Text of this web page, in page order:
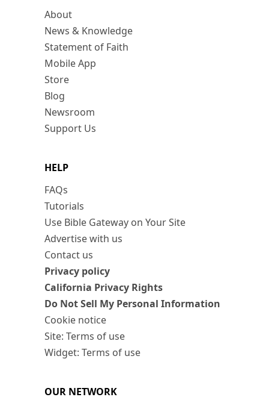
About
News & Knowledge
Statement of Faith
Mobile App
Store
Blog
Newsroom
Support Us
HELP
FAQs
Tutorials
Use Bible Gateway on Your Site
Advertise with us
Contact us
Privacy policy
California Privacy Rights
Do Not Sell My Personal Information
Cookie notice
Site: Terms of use
Widget: Terms of use
OUR NETWORK